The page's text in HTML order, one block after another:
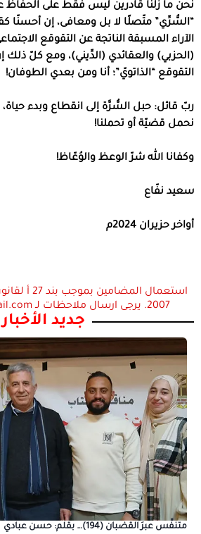
نحن ما زلنا قادرين ليس فقط على الحفاظ
“السُّرِّي” متّصلًا لا بل ومعافى، إن أحسنّا
الآراء المسبقة الناتجة عن التقوقع
(الحزبي) والعقائدي (الدِّيني)، ومع كلّ
التقوقع “الذاتويّ”؛ أنا ومن بعدي الطوفان!
ربّ قائل: حبل السُّرَّة إلى انقطاع وبدء حياة،
نحمل قضيّة أو تحملنا!
وكفانا الله شرّ الوعظ والوُعّاظ!
سعيد نفّاع
أواخر حزيران 2024م
استعمال
2007. يرجى ارسال ملاحظات لـ akkanet.net@gmail.com
جديد الأخبار
متنفَّس عبرَ القضبان (194)… بقلم: حسن عبادي